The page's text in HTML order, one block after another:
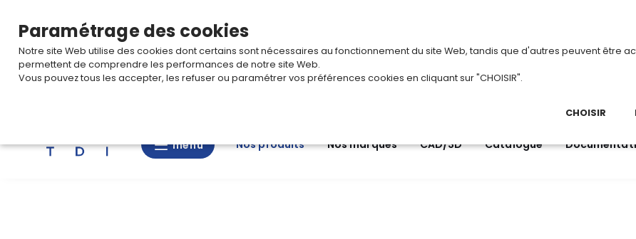
Du 3 au
menu
menu Nos produits Nos marques CAD/3D Catalogue
Paramétrage des cookies
Notre site Web utilise des cookies dont certains sont nécessaires au fonctionnement du site Web, tandis que d'autres peuvent être
permettent de comprendre les performances de notre site Web.
Vous pouvez tous les accepter, les refuser ou paramétrer vos préférences cookies en cliquant sur "CHOISIR".
CHOISIR